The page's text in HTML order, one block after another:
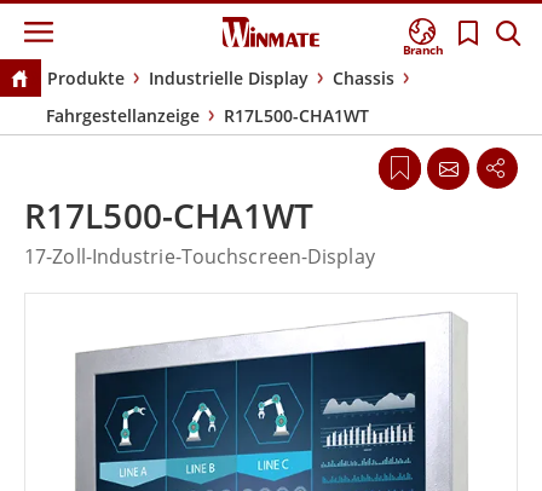
Branch
Produkte Industrielle Display
Chassis
Fahrgestellanzeige
R17L500-CHA1WT
R17L500-CHA1WT
17-Zoll-Industrie-Touchscreen-Display